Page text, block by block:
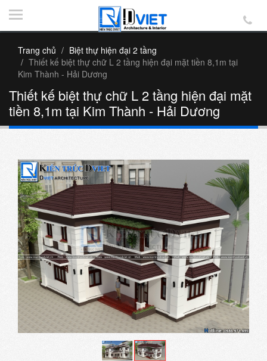
Trang chủ
Biệt thự hiện đại 2 tầng
Thiết kế biệt thự chữ L 2 tầng hiện đại mặt tiền 8,1m tại
Kim Thành - Hải Dương
Thiết kế biệt thự chữ L 2 tầng hiện đại mặt
tiền 8,1m tại Kim Thành - Hải Dương